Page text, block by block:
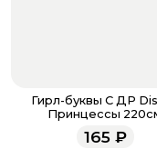
Гирл-буквы С ДР
Принцессы
165₽